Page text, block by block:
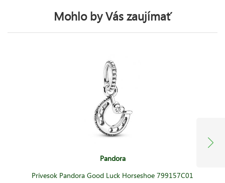
Mohlo by Vás zaujímať
Pandora
Prívesok Pandora Good Luck Horseshoe 799157C01